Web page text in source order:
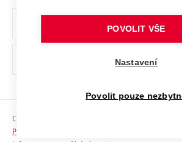
Ochrana osobních údajů
odkaz)
Sociální bezpečí
Copyright © 2026 VUT
Prohlášení o přístupnosti
POVOLIT VŠE
Nastavení
Povolit pouze